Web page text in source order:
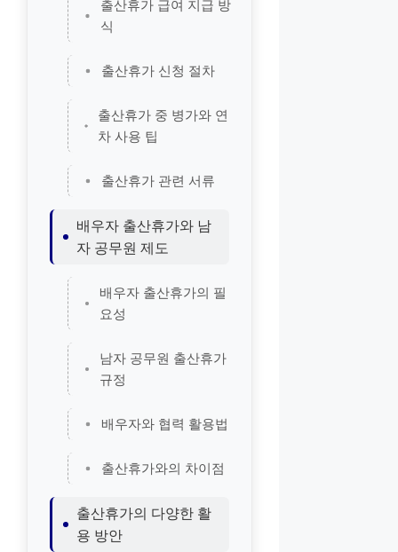
출산휴가 급여 지급 방
식
출산휴가 신청 절차
출산휴가 중 병가와 연
차 사용 팁
출산휴가 관련 서류
배우자 출산휴가와 남
자 공무원 제도
배우자 출산휴가의 필
요성
남자 공무원 출산휴가
규정
배우자와 협력 활용법
출산휴가와의 차이점
출산휴가의 다양한 활
용 방안